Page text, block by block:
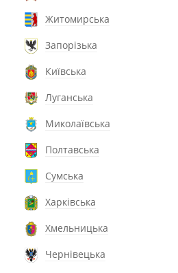
Житомирська
Запорізька
Київська
Луганська
Миколаївська
Полтавська
Сумська
Харківська
Хмельницька
Чернівецька